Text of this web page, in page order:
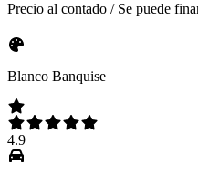
Precio al contado / Se puede
Blanco Banquise
4.9